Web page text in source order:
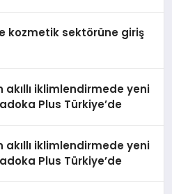
kozmetik sektörüne giriş
akıllı iklimlendirmede yeni
Plus Türkiye’de
akıllı iklimlendirmede yeni
Plus Türkiye’de